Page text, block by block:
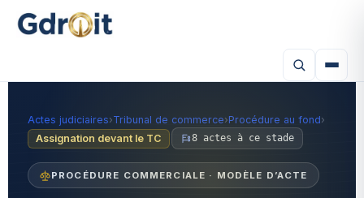
Actes judiciaires›Tribunal de commerce›Procédure au fond›
Assignation devant le TC
8 actes à ce stade
PROCÉDURE COMMERCIALE · MODÈLE D’ACTE